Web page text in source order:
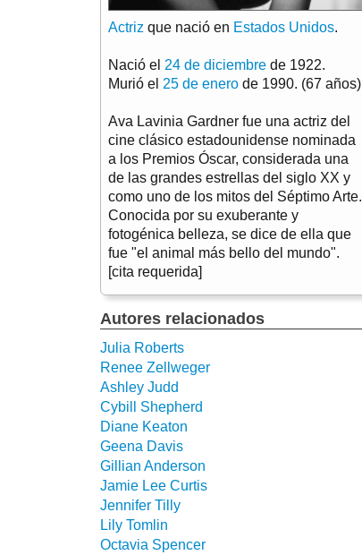
Actriz que nació en Estados Unidos.
Nació el 24 de diciembre de 1922.
Murió el 25 de enero de 1990. (67 años)
Ava Lavinia Gardner fue una actriz del
cine clásico estadounidense nominada
a los Premios Óscar, considerada una
de las grandes estrellas del siglo XX y
como uno de los mitos del Séptimo Arte.
Conocida por su exuberante y
fotogénica belleza, se dice de ella que
fue "el animal más bello del mundo".
[cita requerida]
Autores relacionados
Julia Roberts
Renee Zellweger
Ashley Judd
Cybill Shepherd
Diane Keaton
Geena Davis
Gillian Anderson
Jamie Lee Curtis
Jennifer Tilly
Lily Tomlin
Octavia Spencer